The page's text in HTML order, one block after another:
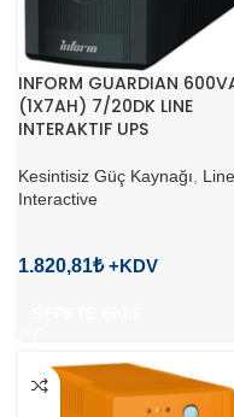
INFORM GUARDIAN
(1X7AH) 7/20DK LINE
INTERAKTIF UPS
Kesintisiz Güç Kaynağı
Line
Interactive
1.820,81₺